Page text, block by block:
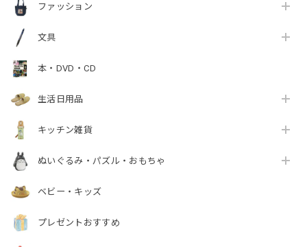
ファッション
文具
本・DVD・CD
生活日用品
キッチン雑貨
ぬいぐるみ・パズル・おもちゃ
ベビー・キッズ
プレゼントおすすめ